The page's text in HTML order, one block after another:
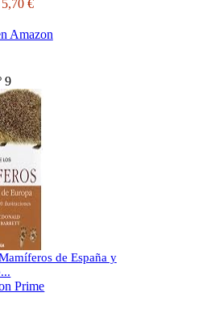
5,70 €
Amazon
9
de España y